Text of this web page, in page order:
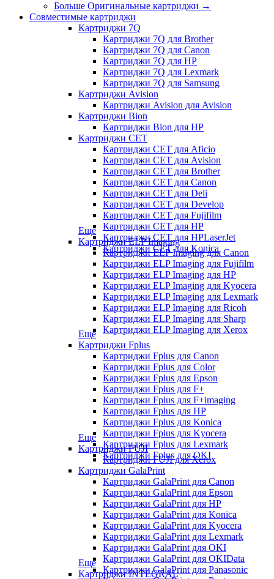
Больше Оригинальные картриджи →
Совместимые картриджи
Картриджи 7Q
Картриджи 7Q для Brother
Картриджи 7Q для Canon
Картриджи 7Q для HP
Картриджи 7Q для Lexmark
Картриджи 7Q для Samsung
Картриджи Avision
Картриджи Avision для Avision
Картриджи Bion
Картриджи Bion для HP
Картриджи CET
Картриджи CET для Aficio
Картриджи CET для Avision
Картриджи CET для Brother
Картриджи CET для Canon
Картриджи CET для Deli
Картриджи CET для Develop
Картриджи CET для Fujifilm
Картриджи CET для HP
Картриджи CET для HPLaserJet
Картриджи CET для Konica
Еще
Картриджи ELP Imaging
Картриджи ELP Imaging для Canon
Картриджи ELP Imaging для Fujifilm
Картриджи ELP Imaging для HP
Картриджи ELP Imaging для Kyocera
Картриджи ELP Imaging для Lexmark
Картриджи ELP Imaging для Ricoh
Картриджи ELP Imaging для Sharp
Картриджи ELP Imaging для Xerox
Еще
Картриджи Fplus
Картриджи Fplus для Canon
Картриджи Fplus для Color
Картриджи Fplus для Epson
Картриджи Fplus для F+
Картриджи Fplus для F+imaging
Картриджи Fplus для HP
Картриджи Fplus для Konica
Картриджи Fplus для Kyocera
Картриджи Fplus для Lexmark
Картриджи Fplus для OKI
Еще
Картриджи FUJI
Картриджи FUJI для Xerox
Картриджи GalaPrint
Картриджи GalaPrint для Canon
Картриджи GalaPrint для Epson
Картриджи GalaPrint для HP
Картриджи GalaPrint для Konica
Картриджи GalaPrint для Kyocera
Картриджи GalaPrint для Lexmark
Картриджи GalaPrint для OKI
Картриджи GalaPrint для OKIData
Картриджи GalaPrint для Panasonic
Еще
Картриджи INTEGRAL